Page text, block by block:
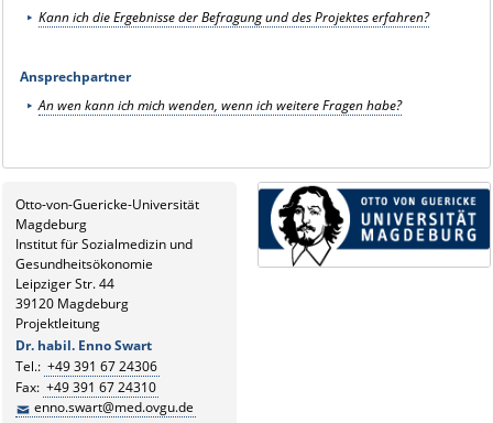
Kann ich die Ergebnisse der Befragung und des Projektes erfahren?
Ansprechpartner
An wen kann ich mich wenden, wenn ich weitere Fragen habe?
Otto-von-Guericke-Universität
Magdeburg
Institut für Sozialmedizin und
Gesundheitsökonomie
Leipziger Str. 44
39120 Magdeburg
Projektleitung
Dr. habil. Enno Swart
Tel.: +49 391 67 24306
Fax: +49 391 67 24310
enno.swart@med.ovgu.de